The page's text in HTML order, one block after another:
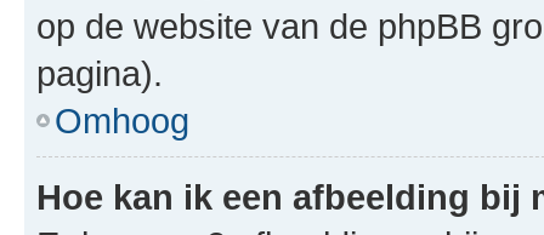
op de website van de phpBB
pagina).
Omhoog
Hoe kan ik een afbeelding bij